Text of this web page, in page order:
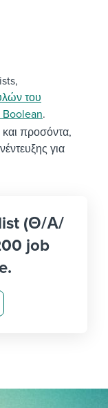
του
Boolean.
και προσόντα,
για
(Θ/Α/
job